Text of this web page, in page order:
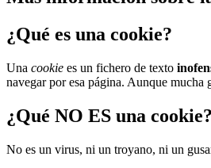
¿Qué es una cookie?
Una cookie es un fichero de texto
navegar por esa página. Aunque mucha
¿Qué NO ES una cookie?
No es un virus, ni un troyano, ni un